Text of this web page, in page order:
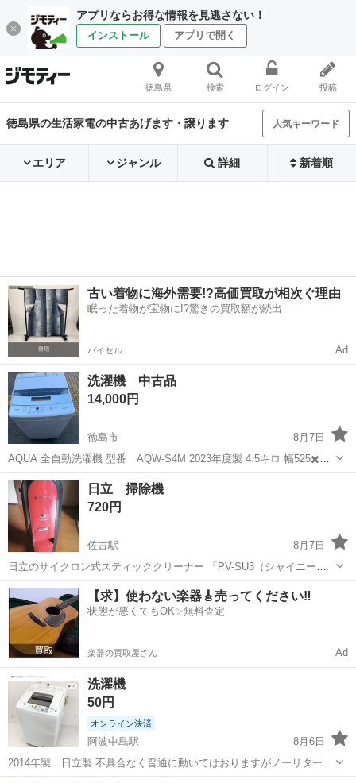
アプリならお得な情報を見逃さない！
インストール アプリで開く
徳島県 検索 ログイン 投稿
徳島県の生活家電の中古あげます・譲ります 人気キーワード
エリア ジャンル 詳細 新着順
古い着物に海外需要!?高価買取が相次ぐ理由
眠った着物が宝物に!?驚きの買取額が続出
バイセル Ad
洗濯機 中古品
14,000円
徳島市
8月7日
AQUA 全自動洗濯機 型番 AQW-S4M 2023年度製 4.5キロ 幅525✖️奥
行き500✖️高さ890mm 倉庫保管しております。 キレイな状態だと思い
ます 配送をご希望の場合には相談の上承ります
徳島 徳島市 生活家電
日立 掃除機
720円
佐古駅
8月7日
日立のサイクロン式スティッククリーナー 「PV-SU3（シャイニーレ
ッド）」です。 コード式です。 引っ越し整理の為 出品します。 中
古品で 使用感はあります。 ご理解いただける方購入お願いします😊
ノークレーム、ノーリ...
徳島 徳島市 佐古駅 生活家電
【求】使わない楽器🎸売ってください‼️
状態が悪くてもOK✨無料査定
楽器の買取屋さん Ad
洗濯機
50円
オンライン決済
阿波中島駅
8月6日
2014年製 日立製 不具合なく普通に動いてはおりますがノーリターン
ノークレームでお願いします。 引越しのため、引き取り手募集中で